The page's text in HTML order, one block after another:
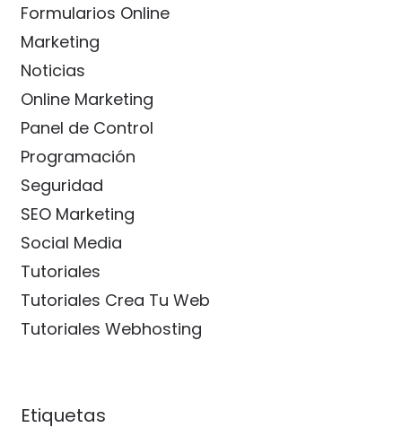
Formularios Online
Marketing
Noticias
Online Marketing
Panel de Control
Programación
Seguridad
SEO Marketing
Social Media
Tutoriales
Tutoriales Crea Tu Web
Tutoriales Webhosting
Etiquetas